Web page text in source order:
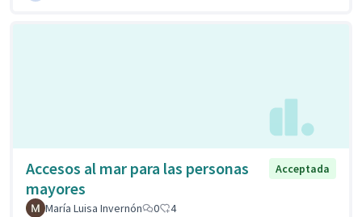
Accesos al mar para las personas
mayores
Acceptada
María Luisa Invernón 0 4